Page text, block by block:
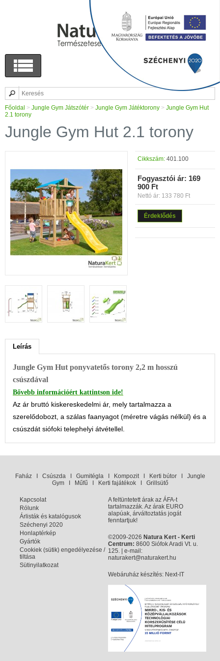
Főoldal > Jungle Gym Játszótér > Jungle Gym Játéktorony > Jungle Gym Hut
2.1 torony
Jungle Gym Hut 2.1 torony
Cikkszám: 401.100
Fogyasztói ár: 169
900 Ft
Nettó ár: 133 780 Ft
Érdeklődés
Leírás
Jungle Gym Hut ponyvatetős torony 2,2 m hosszú
csúszdával
Bővebb információért kattintson ide!
Az ár bruttó kiskereskedelmi ár, mely tartalmazza a
szerelődobozt, a szálas faanyagot (méretre vágás nélkül) és a
csúszdát siófoki telephelyi átvétellel.
FaházI CsúszdaI GumitéglaI KompozitI Kerti bútorI Jungle
GymI Műfű Kerti fajátékokI Grillsütő
Kapcsolat
Rólunk
Árlisták és katalógusok
Széchenyi 2020
Honlaptérkép
Gyártók
Cookiek (sütik) engedélyezése /
tiltása
Sütinyilatkozat
A feltüntetett árak az ÁFA-t
tartalmazzák. Az árak EURO
alapúak, árváltoztatás jogát
fenntartjuk!
©2009-2026 Natura Kert - Kerti
Centrum: 8600 Siófok Aradi Vt. u.
125. | e-mail:
naturakert@naturakert.hu
Webáruház készítés: Next-IT